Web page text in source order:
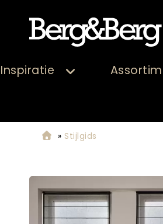
Inspiratie
» Stijlgids